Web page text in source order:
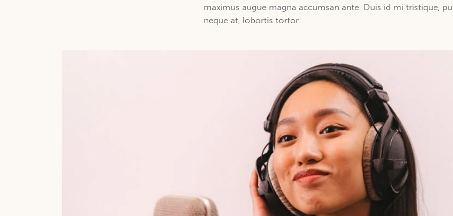
maximus augue magna accumsan ante. Duis id mi tristique,
neque at, lobortis tortor.